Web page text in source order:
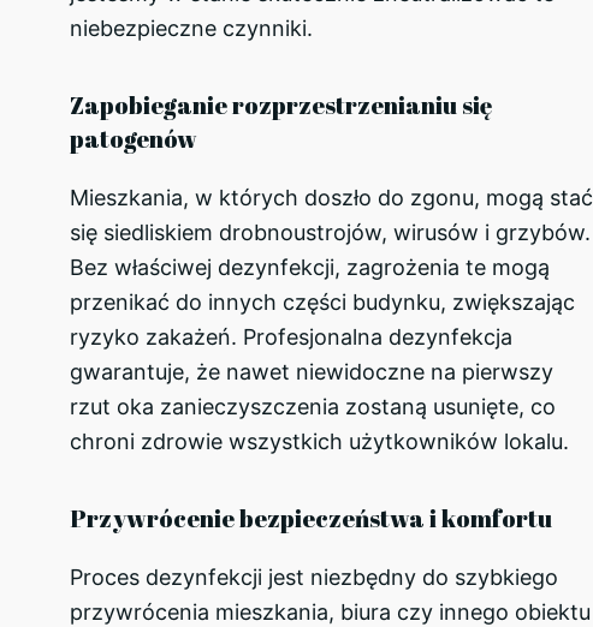
niebezpieczne czynniki.
Zapobieganie rozprzestrzenianiu się
patogenów
Mieszkania, w których doszło do zgonu, mogą stać
się siedliskiem drobnoustrojów, wirusów i grzybów.
Bez właściwej dezynfekcji, zagrożenia te mogą
przenikać do innych części budynku, zwiększając
ryzyko zakażeń. Profesjonalna dezynfekcja
gwarantuje, że nawet niewidoczne na pierwszy
rzut oka zanieczyszczenia zostaną usunięte, co
chroni zdrowie wszystkich użytkowników lokalu.
Przywrócenie bezpieczeństwa i komfortu
Proces dezynfekcji jest niezbędny do szybkiego
przywrócenia mieszkania, biura czy innego obiektu